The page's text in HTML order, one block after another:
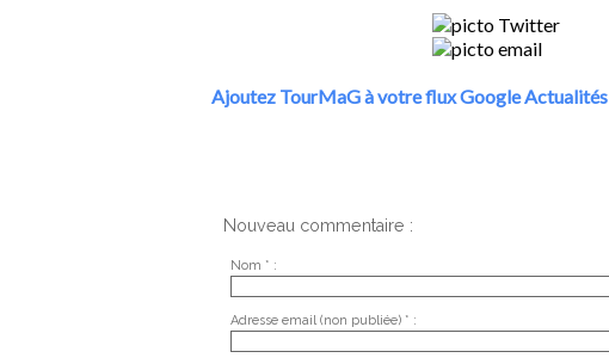
Ajoutez TourMaG à votre flux Google Actualités
Nouveau commentaire :
Nom * :
Adresse email (non publiée) * :